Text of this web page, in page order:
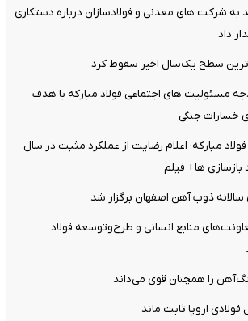
به شرکت های معدنی و فولادسازان درباره دستکاری
داد
سطح یک‌سال اخیر سقوط کرد
مسئولیت های اجتماعی فولاد مبارکه با هدف
خسارات جنگی
مبارکه؛ اعلام رضایت از عملکرد مثبت در سال
ذوب آهن اصفهان برگزار شد
منابع انسانی و طرح‌وتوسعه فولاد
را همچنان قوی می‌داند
اروپا ثابت ماند